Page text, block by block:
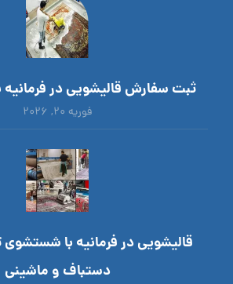
ثبت سفارش قالیشویی در فرمانیه
فوریه ۲۰, ۲۰۲۶
قالیشویی در فرمانیه با
دستباف و ماشینی